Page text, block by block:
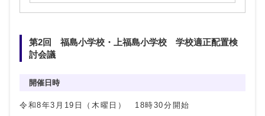
第2回 福島小学校・上福島小学校 学校適正配置検
討会議
開催日時
令和8年3月19日（木曜日） 18時30分開始